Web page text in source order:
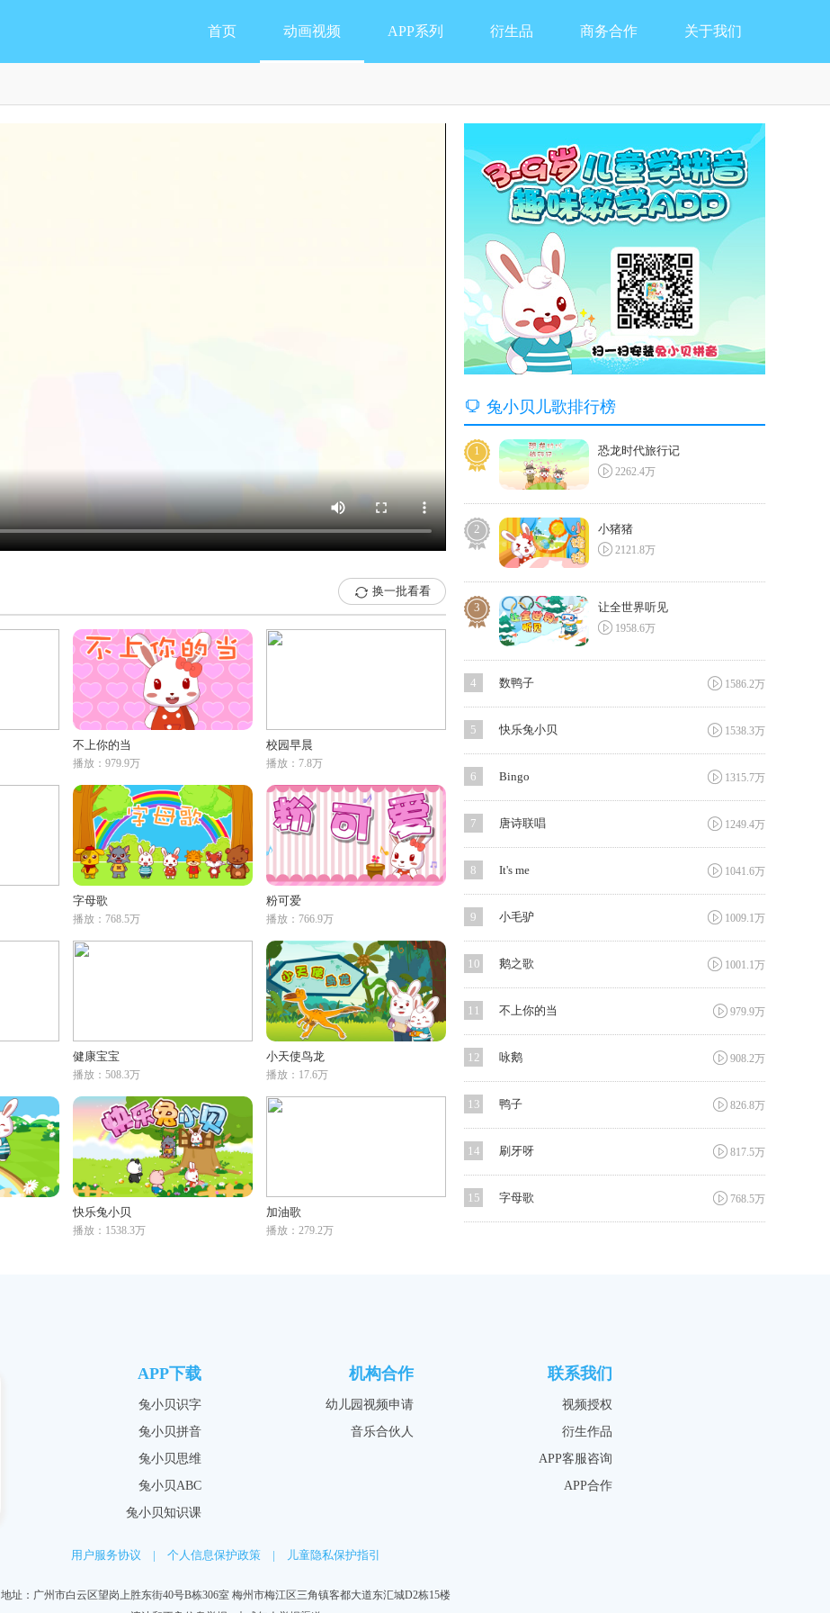
首页 动画视频 APP系列 衍生品 商务合作 关于我们
 换一批看看
不上你的当
播放：979.9万
校园早晨
播放：7.8万
字母歌
播放：768.5万
粉可爱
播放：766.9万
健康宝宝
播放：508.3万
小天使鸟龙
播放：17.6万
快乐兔小贝
播放：1538.3万
加油歌
播放：279.2万
 兔小贝儿歌排行榜
1 恐龙时代旅行记
 2262.4万
2 小猪猪
 2121.8万
3 让全世界听见
 1958.6万
4 数鸭子  1586.2万
5 快乐兔小贝  1538.3万
6 Bingo  1315.7万
7 唐诗联唱  1249.4万
8 It's me  1041.6万
9 小毛驴  1009.1万
10 鹅之歌  1001.1万
11 不上你的当  979.9万
12 咏鹅  908.2万
13 鸭子  826.8万
14 刷牙呀  817.5万
15 字母歌  768.5万
APP下载
兔小贝识字
兔小贝拼音
兔小贝思维
兔小贝ABC
兔小贝知识课
机构合作
幼儿园视频申请
音乐合伙人
联系我们
视频授权
衍生作品
APP客服咨询
APP合作
用户服务协议 | 个人信息保护政策 | 儿童隐私保护指引
地址：广州市白云区望岗上胜东街40号B栋306室 梅州市梅江区三角镇客都大道东汇城D2栋15楼